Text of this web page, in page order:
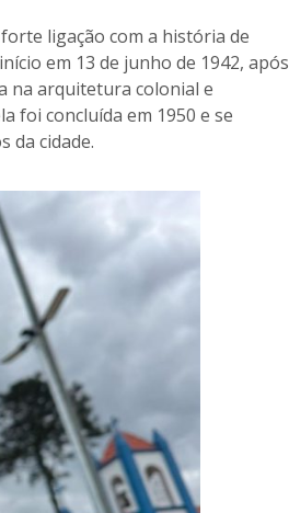
ligação com a história de
em 13 de junho de 1942, após
na arquitetura colonial e
foi concluída em 1950 e se
da cidade.